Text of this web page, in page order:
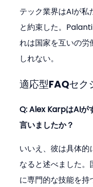
テック業界はAIが私
と約束した。
れは国家を互いの労
しれない。
適応型FAQセク
Q: Alex KarpはAIが
言いましたか？
いいえ、彼は具体
なると述べました。
に専門的な技能を持